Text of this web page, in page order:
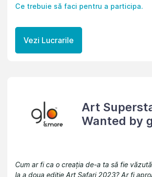
Ce trebuie să faci pentru a participa.
Vezi Lucrarile
Art
Wanted by
Cum ar fi ca o creația de-a ta să fie
la a doua ediție Art Safari 2023? Ar fi